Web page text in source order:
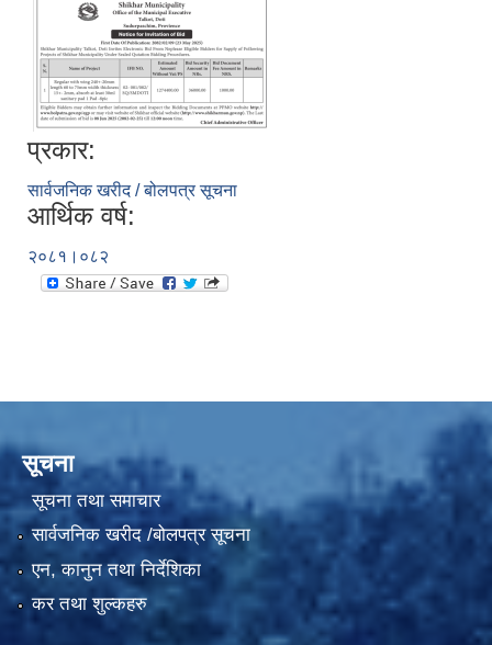
प्रकार:
सार्वजनिक खरीद / बोलपत्र सूचना
आर्थिक वर्ष:
२०८१।०८२
सूचना
सूचना तथा समाचार
सार्वजनिक खरीद /बोलपत्र सूचना
एन, कानुन तथा निर्देशिका
कर तथा शुल्कहरु